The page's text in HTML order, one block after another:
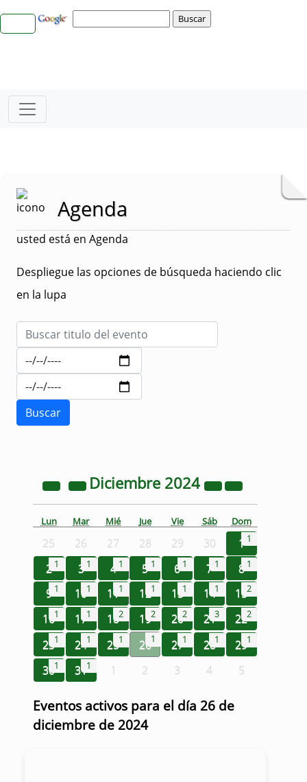
Agenda
usted está en Agenda
Despliegue las opciones de búsqueda haciendo clic
en la lupa
Diciembre 2024
Lun Mar Mié Jue Vie Sáb Dom
25 26 27 28 29 30 1 1
2 1 3 1 4 1 5 1 6 1 7 1 8 1
9 1 101 111 121 131 141 152
161 171 182 192 202 213 222
231 241 251 261 271 281 291
301 311 1 2 3 4 5
Eventos activos para el día 26 de
diciembre de 2024